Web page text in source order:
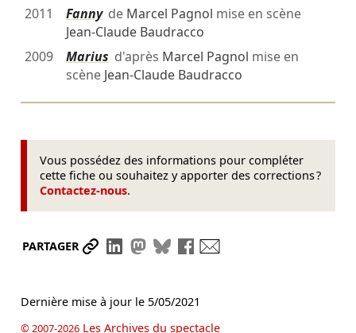
2011
Fannyde Marcel Pagnol mise en scène
Jean-Claude Baudracco
2009
Marius d'après Marcel Pagnol mise en
scène Jean-Claude Baudracco
Vous possédez des informations pour compléter
cette fiche ou souhaitez y apporter des corrections ?
Contactez-nous.
PARTAGER Partager le lien
Partager sur LinkedIn
Partager sur Mastodon
Partager sur Bluesky
Partager sur Facebook
Dernière mise à jour le 5/05/2021
© 2007-2026Les Archives du spectacle